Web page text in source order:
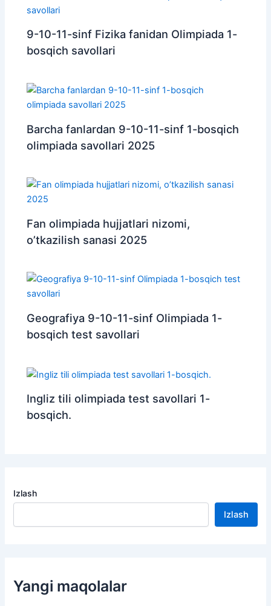
9-10-11-sinf Fizika fanidan Olimpiada 1-
bosqich savollari
Barcha fanlardan 9-10-11-sinf 1-bosqich
olimpiada savollari 2025
Fan olimpiada hujjatlari nizomi,
o’tkazilish sanasi 2025
Geografiya 9-10-11-sinf Olimpiada 1-
bosqich test savollari
Ingliz tili olimpiada test savollari 1-
bosqich.
Izlash
Izlash
Yangi maqolalar